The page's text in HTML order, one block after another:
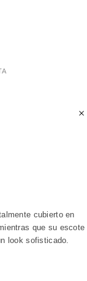
cubierto en
que su escote
look sofisticado.